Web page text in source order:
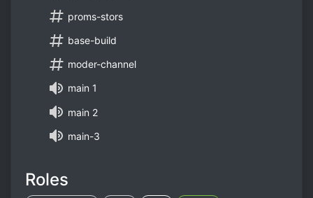
proms-stors
base-build
moder-channel
main 1
main 2
main-3
Roles